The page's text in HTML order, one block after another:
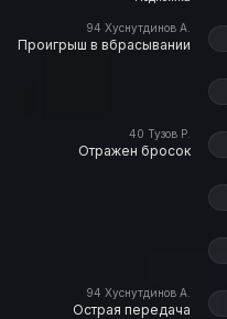
94 Хуснутдинов А.
Проигрыш в вбрасывании
40 Тузов Р.
Отражен бросок
94 Хуснутдинов А.
Острая передача